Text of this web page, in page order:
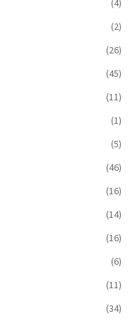
(4)
(2)
(26)
(45)
(11)
(1)
(5)
(46)
(16)
(14)
(16)
(6)
(11)
(34)